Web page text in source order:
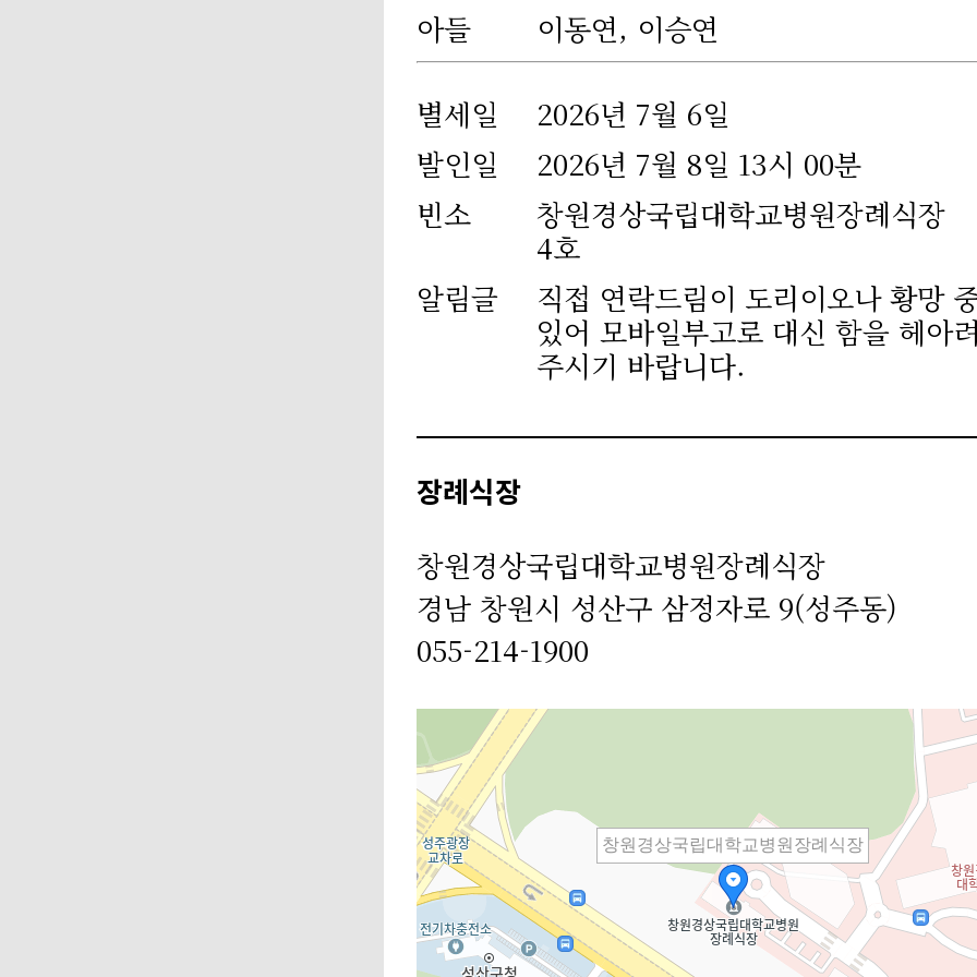
아들 이동연, 이승연
별세일
2026년 7월 6일
발인일
2026년 7월 8일 13시 00분
빈소
창원경상국립대학교병원장례식장
4호
알림글
직접 연락드림이 도리이오나 황망
있어 모바일부고로 대신 함을 헤아
주시기 바랍니다.
장례식장
창원경상국립대학교병원장례식장
경남 창원시 성산구 삼정자로 9(성주동)
055-214-1900
창원경상국립대학교병원장례식장